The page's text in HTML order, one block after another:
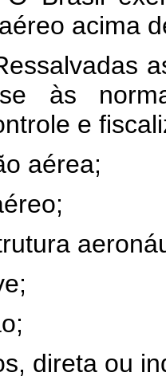
acima
se às
e
aérea;
direta ou